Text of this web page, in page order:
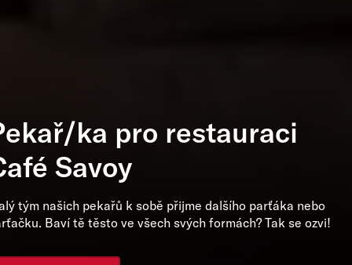
ka pro restauraci
Savoy
tým našich pekařů k sobě přijme dalšího parťáka nebo
Baví tě těsto ve všech svých formách? Tak se ozvi!